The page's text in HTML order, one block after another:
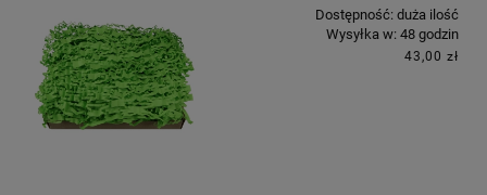
Dostępność: duża ilość
Wysyłka w: 48 godzin
43,00 zł